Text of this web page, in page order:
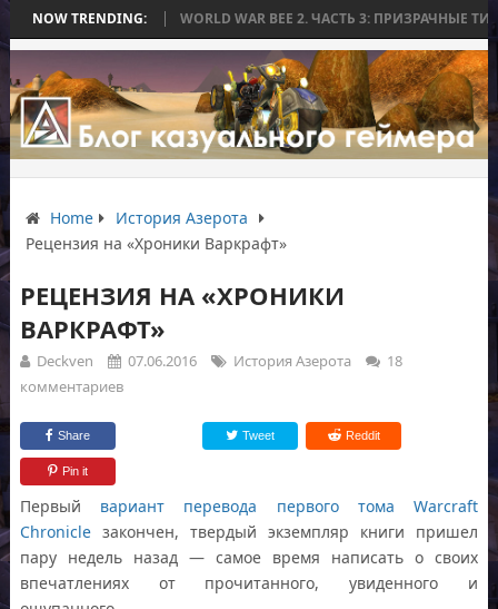
NOW TRENDING:
БИТВЫ WORLD WAR BEE 2. ЧАСТЬ 3: ПРИЗРАЧНЫЕ ТИТАНЫ И
Home
История Азерота
Рецензия на «Хроники Варкрафт»
РЕЦЕНЗИЯ НА «ХРОНИКИ
ВАРКРАФТ»
Deckven 07.06.2016 История Азерота
18
комментариев
Share Tweet Reddit
Pin it
Первый вариант перевода первого тома Warcraft
Chronicle закончен, твердый экземпляр книги пришел
пару недель назад — самое время написать о своих
впечатлениях от прочитанного, увиденного и